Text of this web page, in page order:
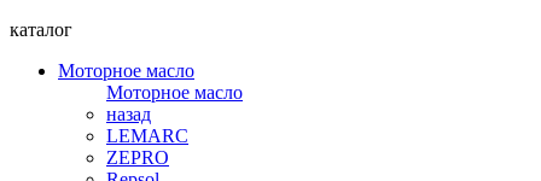
каталог
Моторное масло
Моторное масло
назад
LEMARC
ZEPRO